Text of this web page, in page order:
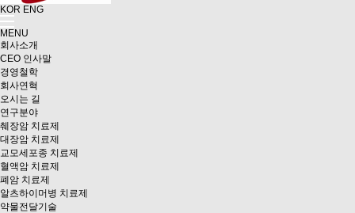
KOR ENG
MENU
회사소개
CEO 인사말
경영철학
회사연혁
오시는 길
연구분야
췌장암 치료제
대장암 치료제
교모세포종 치료제
혈액암 치료제
폐암 치료제
알츠하이머병 치료제
약물전달기술